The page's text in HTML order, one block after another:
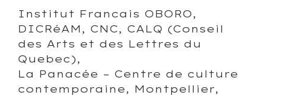
Institut Francais OBORO,
DICRéAM, CNC, CALQ (Conseil
des Arts et des Lettres du
Quebec),
La Panacée – Centre de culture
contemporaine, Montpellier,